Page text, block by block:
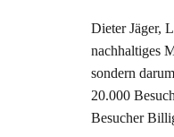
Dieter Jäger,
nachhaltiges
sondern
20.000
Besucher